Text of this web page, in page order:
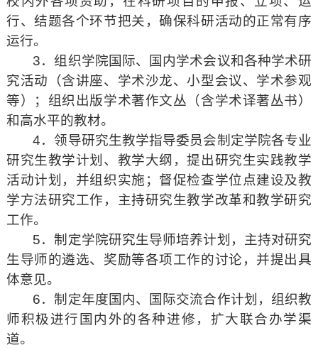
行、结题各个环节把关，确保科研活动的正常有序
运行。
3．组织学院国际、国内学术会议和各种学术研
究活动（含讲座、学术沙龙、小型会议、学术参观
等）；组织出版学术著作文丛（含学术译著丛书）
和高水平的教材。
4．领导研究生教学指导委员会制定学院各专业
研究生教学计划、教学大纲，提出研究生实践教学
活动计划，并组织实施；督促检查学位点建设及教
学方法研究工作，主持研究生教学改革和教学研究
工作。
5．制定学院研究生导师培养计划，主持对研究
生导师的遴选、奖励等各项工作的讨论，并提出具
体意见。
6．制定年度国内、国际交流合作计划，组织教
师积极进行国内外的各种进修，扩大联合办学渠
道。